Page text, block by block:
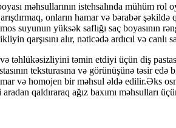
məhsullarının istehsalında mühüm rol
onların hamar və bərabər şəkildə
suyunun yüksək saflığı saç boyasının
qarşısını alır, nəticədə ardıcıl və canlı
təhlükəsizliyini təmin etdiyi üçün diş
teksturasına və görünüşünə təsir edə
və homojen bir məhsul əldə edilir.Əks
qaldıraraq ağız baxımı məhsulları